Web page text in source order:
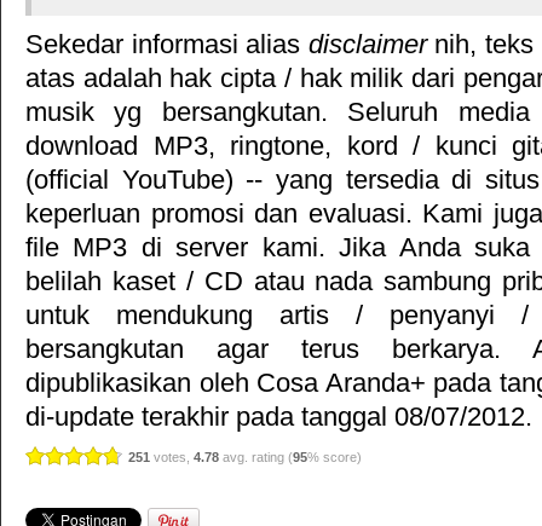
Sekedar informasi alias disclaimernih, teks
atas adalah hak cipta / hak milik dari
musik yg bersangkutan. Seluruh
download MP3, ringtone, kord / kunci
(official YouTube) -- yang tersedia di
keperluan promosi dan evaluasi. Kami
file MP3 di server kami. Jika Anda
belilah kaset / CD atau nada sambung
untuk mendukung artis / penyanyi
bersangkutan agar terus berkarya.
dipublikasikan oleh Cosa Aranda+ pada
di-update terakhir pada tanggal 08/07/2012.
251 votes, 4.78 avg. rating (95% score)